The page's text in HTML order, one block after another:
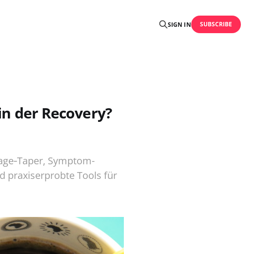
SIGN IN SUBSCRIBE
der Recovery?
Symptom-
praxiserprobte Tools für